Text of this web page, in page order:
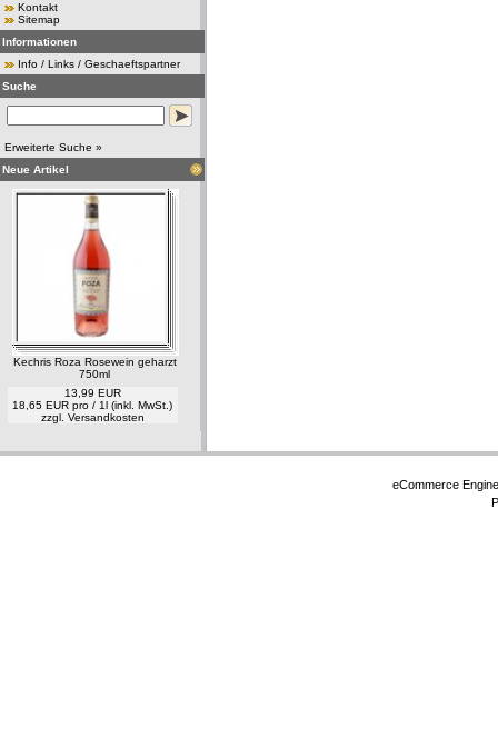
Kontakt
Sitemap
Informationen
Info / Links / Geschaeftspartner
Suche
Erweiterte Suche »
Neue Artikel
Kechris Roza Rosewein geharzt
750ml
13,99 EUR
18,65 EUR pro / 1l (inkl. MwSt.)
zzgl. Versandkosten
eCommerce